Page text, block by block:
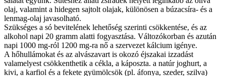
olaj, valamint a hidegen sajtolt olajak, különösen a búzacsíra- és a
lenmag-olaj javasolható.
Szükséges a só bevitelének lehetőség szerinti csökkentése, és az
alkohol napi 20 gramm alatti fogyasztása. Változókorban és azután
napi 1000 mg-ról 1200 mg-ra nő a szervezet kálcium igénye.
A hőhullámokat és az alvászavart is okozó éjszakai izzadást
valamelyest csökkenthetik a cékla, a káposzta. a natúr joghurt, a
kivi, a karfiol és a fekete gyümölcsök (pl. áfonya, szeder, szilva)